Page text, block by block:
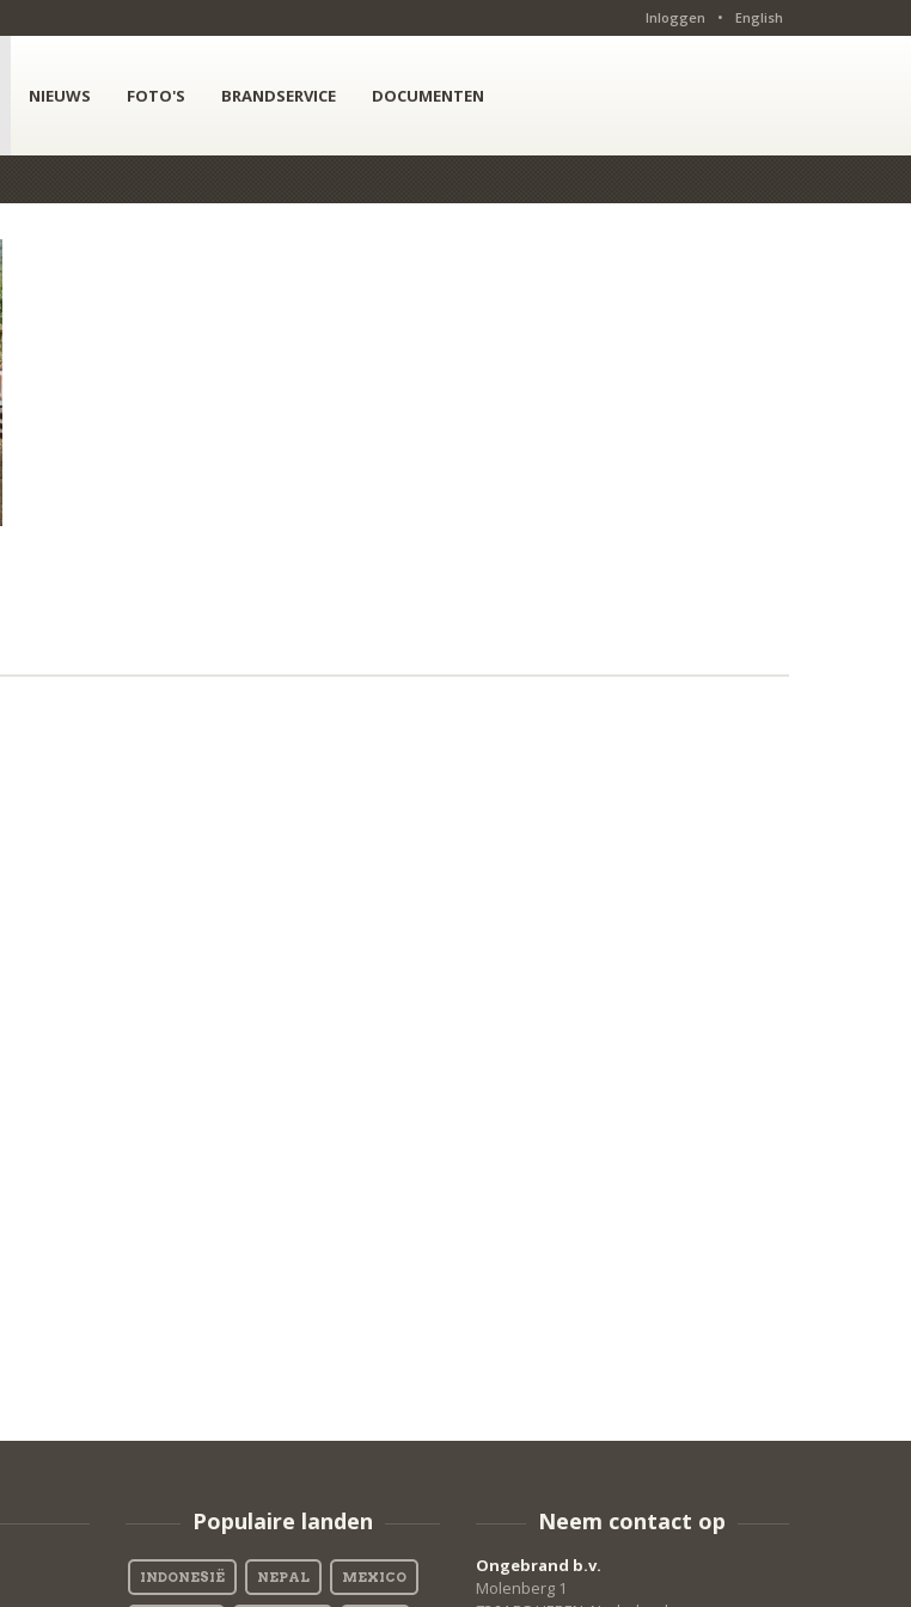
Inloggen • English
NIEUWS FOTO'S BRANDSERVICE DOCUMENTEN
Populaire landen
INDONESIË NEPAL MEXICO
Neem contact op
Ongebrand b.v.
Molenberg 1